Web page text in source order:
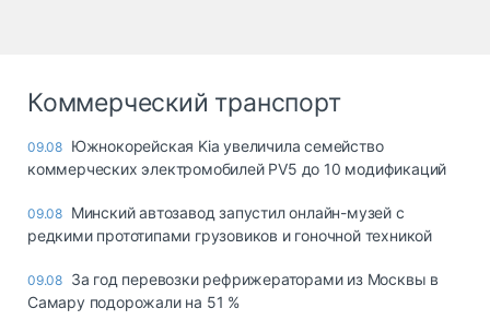
Коммерческий транспорт
09.08 Южнокорейская Kia увеличила семейство
коммерческих электромобилей PV5 до 10 модификаций
09.08 Минский автозавод запустил онлайн-музей с
редкими прототипами грузовиков и гоночной техникой
09.08 За год перевозки рефрижераторами из Москвы в
Самару подорожали на 51 %